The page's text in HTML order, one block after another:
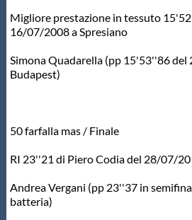
Migliore prestazione in tessuto
16/07/2008 a Spresiano
Simona Quadarella (pp 15'53''86
Budapest)
50 farfalla mas / Finale
RI 23''21 di Piero Codia del 28/07/
Andrea Vergani (pp 23''37 in
batteria)